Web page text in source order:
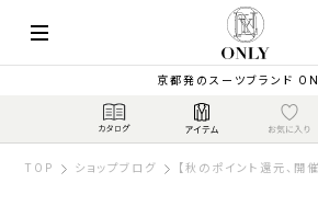
京都発のスーツブランド
TOP ショップブログ 【秋のポイント還元、開